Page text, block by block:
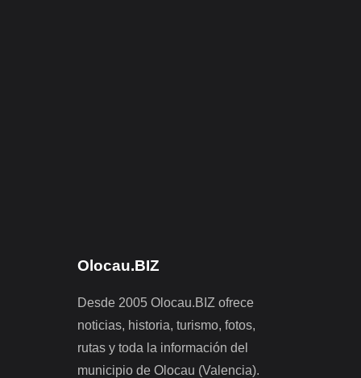
Olocau.BIZ
Desde 2005 Olocau.BIZ ofrece
noticias, historia, turismo, fotos,
rutas y toda la información del
municipio de Olocau (Valencia).